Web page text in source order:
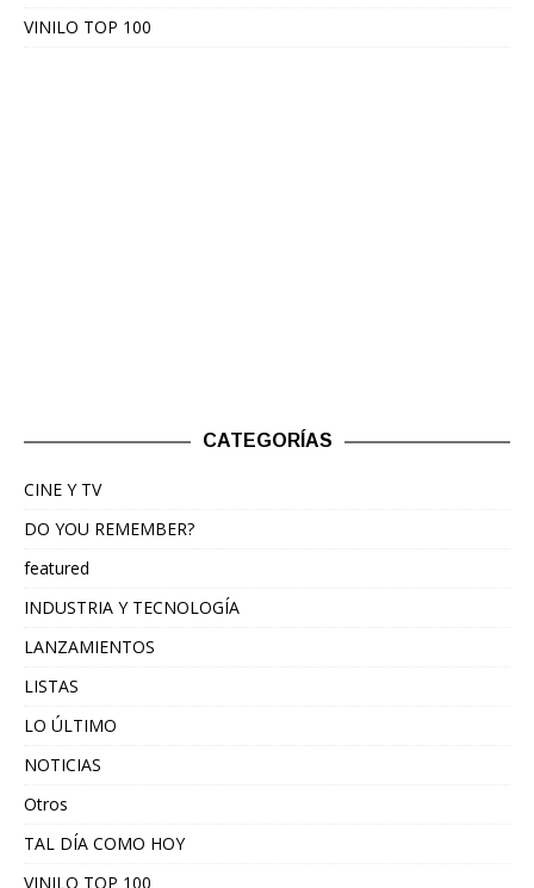
VINILO TOP 100
CATEGORÍAS
CINE Y TV
DO YOU REMEMBER?
featured
INDUSTRIA Y TECNOLOGÍA
LANZAMIENTOS
LISTAS
LO ÚLTIMO
NOTICIAS
Otros
TAL DÍA COMO HOY
VINILO TOP 100